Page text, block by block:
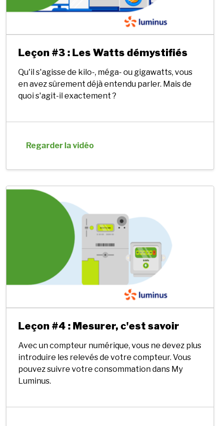
Leçon #3 : Les Watts démystifiés
Qu'il s'agisse de kilo-, méga- ou gigawatts, vous
en avez sûrement déjà entendu parler. Mais de
quoi s'agit-il exactement ?
Regarder la vidéo
Leçon #4 : Mesurer, c'est savoir
Avec un compteur numérique, vous ne devez plus
introduire les relevés de votre compteur. Vous
pouvez suivre votre consommation dans My
Luminus.